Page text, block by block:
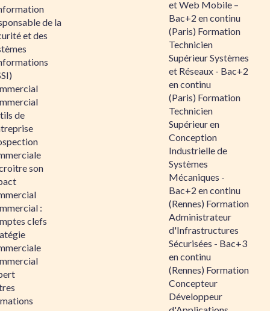
de la
et des
de
son
:
clefs
et Web Mobile –
Bac+2 en continu
(Paris) Formation
Technicien
Supérieur Systèmes
et Réseaux - Bac+2
en continu
(Paris) Formation
Technicien
Supérieur en
Conception
Industrielle de
Systèmes
Mécaniques -
Bac+2 en continu
(Rennes) Formation
Administrateur
d'Infrastructures
Sécurisées - Bac+3
en continu
(Rennes) Formation
Concepteur
Développeur